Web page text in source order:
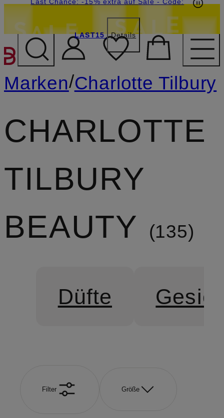
ZUM HAUPTINHALT
LAST15 Details
Marken/Charlotte Tilbury
CHARLOTTE
TILBURY
BEAUTY
135
Düfte
Filter Größe